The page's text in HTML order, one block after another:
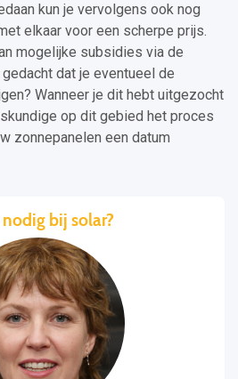
kun je vervolgens ook nog
elkaar voor een scherpe prijs.
mogelijke subsidies via de
dat je eventueel de
Wanneer je dit hebt uitgezocht
op dit gebied het proces
zonnepanelen een datum
bij solar?